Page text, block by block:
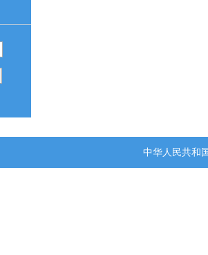
中华人民共和